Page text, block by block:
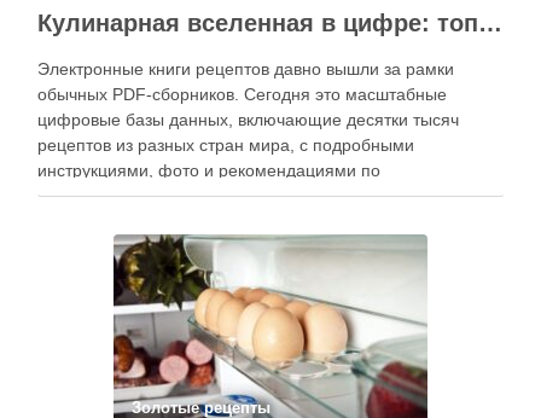
Кулинарная вселенная в цифре: топ-3 самых больших электронных книг рецептов
Электронные книги рецептов давно вышли за рамки
обычных PDF-сборников. Сегодня это масштабные
цифровые базы данных, включающие десятки тысяч
рецептов из разных стран мира, с подробными
инструкциями, фото и рекомендациями по
приготовлению. В отличие от печатных изданий,
контент, расширять коллекции блюд и добавлять новые
функции. Ниже …
Золотые рецепты